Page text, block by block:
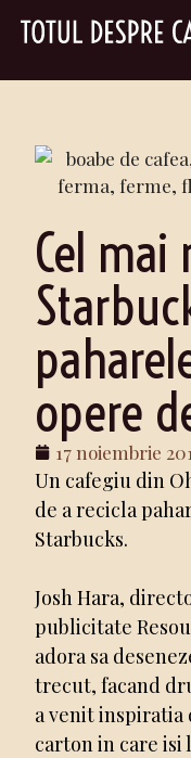
Cel
opere
17 noiembrie
Un cafegiu din
de a recicla
Starbucks.
Josh Hara,
publicitate
adora sa
trecut, facand
a venit inspiratia
carton in care isi